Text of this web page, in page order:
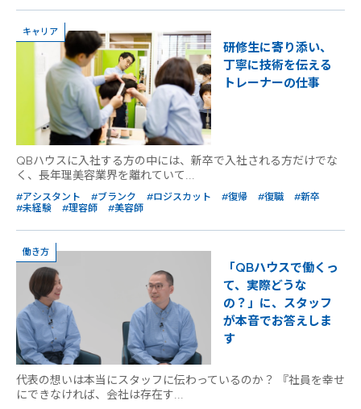
キャリア
研修生に寄り添い、
丁寧に技術を伝える
トレーナーの仕事
QBハウスに入社する方の中には、新卒で入社される方だけでな
く、長年理美容業界を離れていて...
#アシスタント #ブランク #ロジスカット #復帰 #復職
#新卒
#未経験
#理容師 #美容師
働き方
「QBハウスで働くっ
て、実際どうな
の？」に、スタッフ
が本音でお答えしま
す
代表の想いは本当にスタッフに伝わっているのか？ 『社員を幸せ
にできなければ、会社は存在す...